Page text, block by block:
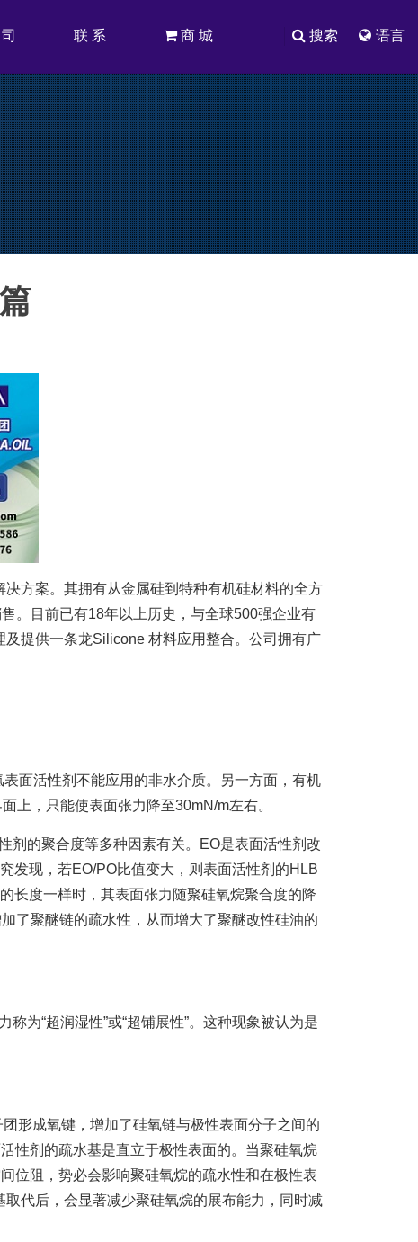
语言
搜索
联 系 商 城
方案。其拥有从金属硅到特种有机硅材料的全方
。目前已有18年以上历史，与全球500强企业有
提供一条龙Silicone 材料应用整合。公司拥有广
面活性剂不能应用的非水介质。另一方面，有机
上，只能使表面张力降至30mN/m左右。
的聚合度等多种因素有关。EO是表面活性剂改
发现，若EO/PO比值变大，则表面活性剂的HLB
长度一样时，其表面张力随聚硅氧烷聚合度的降
了聚醚链的疏水性，从而增大了聚醚改性硅油的
为“超润湿性”或“超铺展性”。这种现象被认为是
形成氧键，增加了硅氧链与极性表面分子之间的
性剂的疏水基是直立于极性表面的。当聚硅氧烷
位阻，势必会影响聚硅氧烷的疏水性和在极性表
代后，会显著减少聚硅氧烷的展布能力，同时减